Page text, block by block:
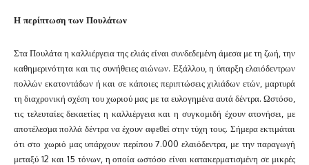
Η περίπτωση των Πουλάτων
Στα Πουλάτα η καλλιέργεια της ελιάς είναι συνδεδεμένη άμεσα με τη ζωή, την
καθημερινότητα και τις συνήθειες αιώνων. Εξάλλου, η ύπαρξη ελαιόδεντρων
πολλών εκατοντάδων ή και σε κάποιες περιπτώσεις χιλιάδων ετών, μαρτυρά
τη διαχρονική σχέση του χωριού μας με τα ευλογημένα αυτά δέντρα. Ωστόσο,
τις τελευταίες δεκαετίες η καλλιέργεια και η συγκομιδή έχουν ατονήσει, με
αποτέλεσμα πολλά δέντρα να έχουν αφεθεί στην τύχη τους. Σήμερα εκτιμάται
ότι στο χωριό μας υπάρχουν περίπου 7.000 ελαιόδεντρα, με την παραγωγή
μεταξύ 12 και 15 τόνων, η οποία ωστόσο είναι κατακερματισμένη σε μικρές